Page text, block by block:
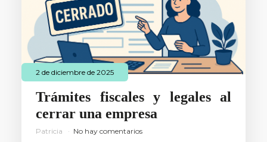
2 de diciembre de 2025
Trámites fiscales y legales al
cerrar una empresa
Patricia No hay comentarios